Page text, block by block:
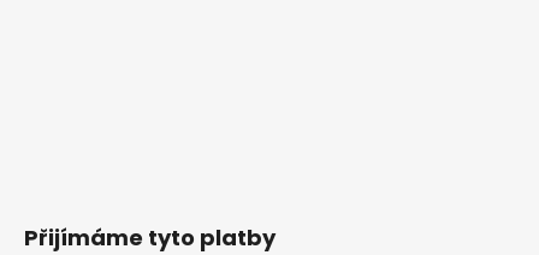
Přijímáme tyto platby